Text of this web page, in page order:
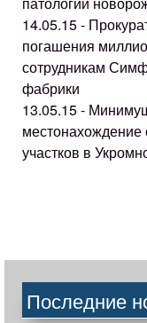
14.05.15 -
погашения
сотрудникам
фабрики
13.05.15 -
местонахождение
участков в
Последние